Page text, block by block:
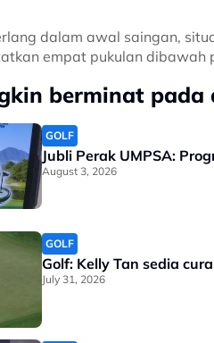
dalam awal saingan,
empat pukulan
berminat
GOLF
Jubli Perak UMPSA:
August 3, 2026
GOLF
Golf: Kelly Tan sedia
July 31, 2026